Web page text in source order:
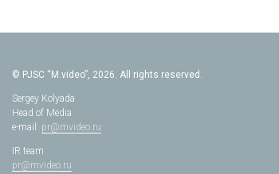
© PJSC “M.video”, 2026. All rights reserved.
Sergey Kolyada
Head of Media
e-mail: pr@mvideo.ru
IR team
pr@mvideo.ru